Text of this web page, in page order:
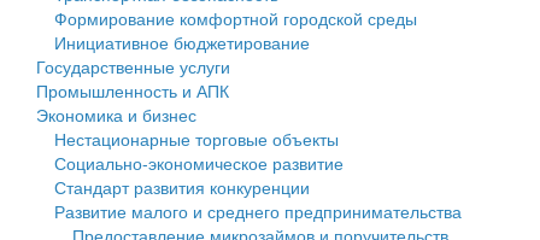
Государственные услуги
Промышленность и АПК
Экономика и бизнес
Символика
Устав
Гостям округа
Туризм
Культура
муниципального округа Тверской области
Администрация Кашинского муниципального округа
Тверской области
Управление сельскими территориями
Открытые данные
Финансовое управление
Бюджет для граждан
Имущество
Выявление правообладателей ранее учтенных
объектов недвижимости
Формирование комфортной городской среды
Инициативное бюджетирование
Государственные услуги
Промышленность и АПК
Экономика и бизнес
Нестационарные торговые объекты
Социально-экономическое развитие
Стандарт развития конкуренции
Развитие малого и среднего предпринимательства
Предоставление микрозаймов и поручительств